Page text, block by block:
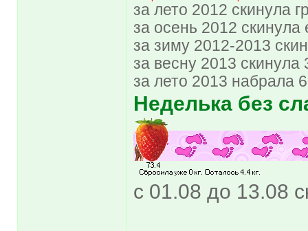
за лето 2012 скинула
за осень 2012 скинула
за зиму 2012-2013
за весну 2013 скинула
за лето 2013 набрала
Неделька без
с 01.08 до 13.08